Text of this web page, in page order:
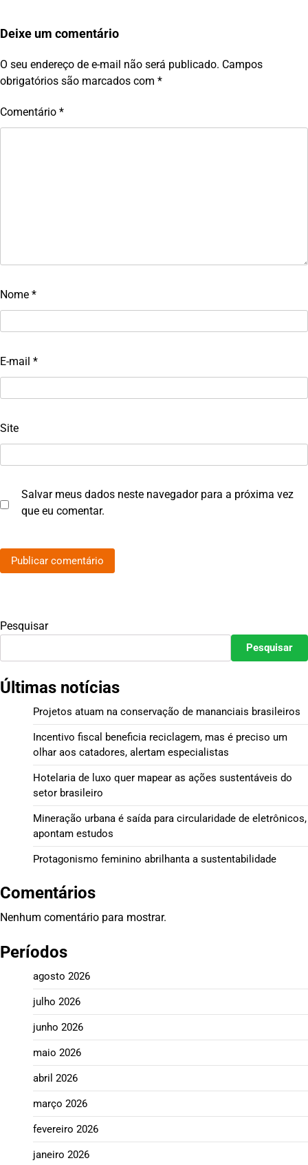
Deixe um comentário
O seu endereço de e-mail não será publicado. Campos
obrigatórios são marcados com *
Comentário *
Nome *
E-mail *
Site
Salvar meus dados neste navegador para a próxima vez
que eu comentar.
Pesquisar
Pesquisar
Últimas notícias
Projetos atuam na conservação de mananciais brasileiros
Incentivo fiscal beneficia reciclagem, mas é preciso um
olhar aos catadores, alertam especialistas
Hotelaria de luxo quer mapear as ações sustentáveis do
setor brasileiro
Mineração urbana é saída para circularidade de eletrônicos,
apontam estudos
Protagonismo feminino abrilhanta a sustentabilidade
Comentários
Nenhum comentário para mostrar.
Períodos
agosto 2026
julho 2026
junho 2026
maio 2026
abril 2026
março 2026
fevereiro 2026
janeiro 2026